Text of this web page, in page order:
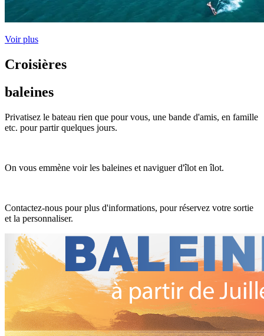
Voir plus
Croisières
baleines
Privatisez le bateau rien que pour vous, une bande d'amis, en famille
etc. pour partir quelques jours.
On vous emmène voir les baleines et naviguer d'îlot en îlot.
Contactez-nous pour plus d'informations, pour réservez votre sortie
et la personnaliser.